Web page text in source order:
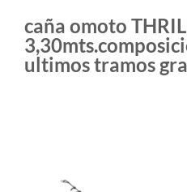
caña omoto
ultimos tramos